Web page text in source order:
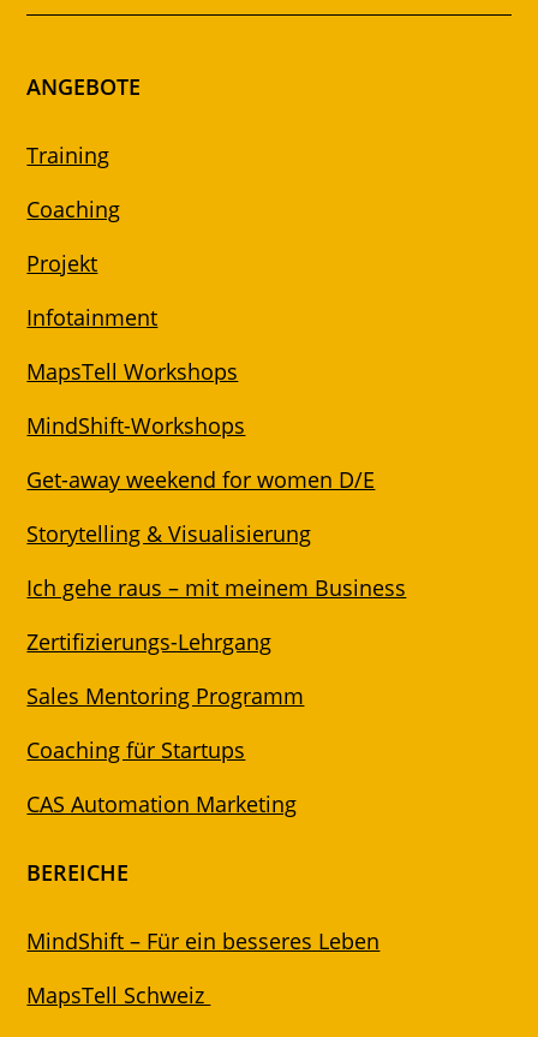
ANGEBOTE
Training
Coaching
Projekt
Infotainment
MapsTell Workshops
MindShift-Workshops
Get-away weekend for women D/E
Storytelling & Visualisierung
Ich gehe raus – mit meinem Business
Zertifizierungs-Lehrgang
Sales Mentoring Programm
Coaching für Startups
CAS Automation Marketing
BEREICHE
MindShift – Für ein besseres Leben
MapsTell Schweiz